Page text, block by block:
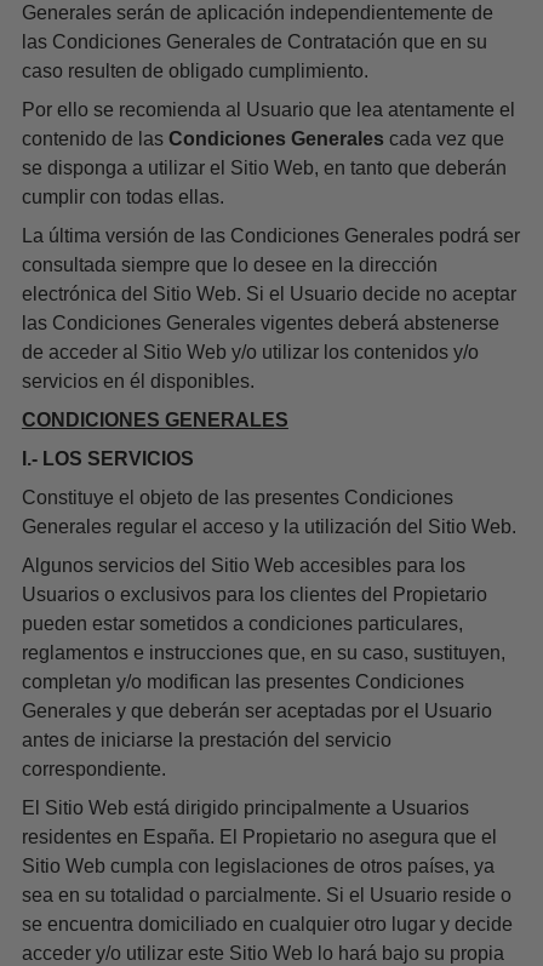
Generales serán de aplicación independientemente de
las Condiciones Generales de Contratación que en su
caso resulten de obligado cumplimiento.
Por ello se recomienda al Usuario que lea atentamente el
contenido de las Condiciones Generales cada vez que
se disponga a utilizar el Sitio Web, en tanto que deberán
cumplir con todas ellas.
La última versión de las Condiciones Generales podrá ser
consultada siempre que lo desee en la dirección
electrónica del Sitio Web. Si el Usuario decide no aceptar
las Condiciones Generales vigentes deberá abstenerse
de acceder al Sitio Web y/o utilizar los contenidos y/o
servicios en él disponibles.
CONDICIONES GENERALES
I.- LOS SERVICIOS
Constituye el objeto de las presentes Condiciones
Generales regular el acceso y la utilización del Sitio Web.
Algunos servicios del Sitio Web accesibles para los
Usuarios o exclusivos para los clientes del Propietario
pueden estar sometidos a condiciones particulares,
reglamentos e instrucciones que, en su caso, sustituyen,
completan y/o modifican las presentes Condiciones
Generales y que deberán ser aceptadas por el Usuario
antes de iniciarse la prestación del servicio
correspondiente.
El Sitio Web está dirigido principalmente a Usuarios
residentes en España. El Propietario no asegura que el
Sitio Web cumpla con legislaciones de otros países, ya
sea en su totalidad o parcialmente. Si el Usuario reside o
se encuentra domiciliado en cualquier otro lugar y decide
acceder y/o utilizar este Sitio Web lo hará bajo su propia